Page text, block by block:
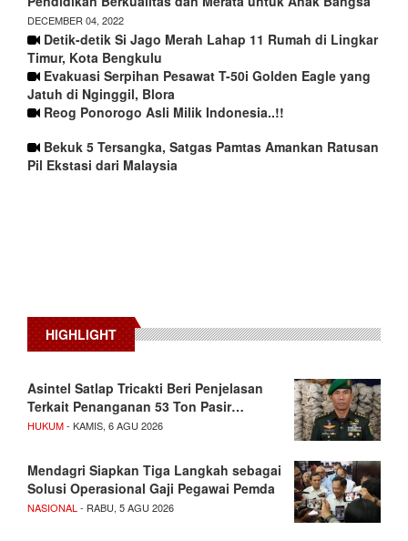
DECEMBER 04, 2022
Detik-detik Si Jago Merah Lahap 11 Rumah di Lingkar
Timur, Kota Bengkulu
Evakuasi Serpihan Pesawat T-50i Golden Eagle yang
Jatuh di Nginggil, Blora
Reog Ponorogo Asli Milik Indonesia..!!
Bekuk 5 Tersangka, Satgas Pamtas Amankan Ratusan
Pil Ekstasi dari Malaysia
HIGHLIGHT
Asintel Satlap Tricakti Beri Penjelasan
Terkait Penanganan 53 Ton Pasir…
HUKUM- KAMIS, 6 AGU 2026
Mendagri Siapkan Tiga Langkah sebagai
Solusi Operasional Gaji Pegawai Pemda
NASIONAL - RABU, 5 AGU 2026